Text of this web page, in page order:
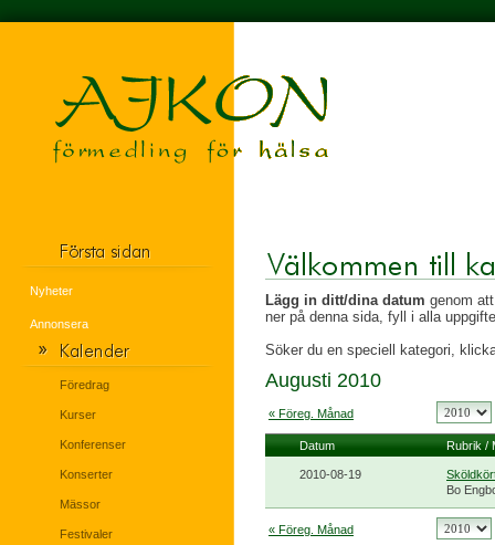
Nyheter
Annonsera
Föredrag
Kurser
Konferenser
Konserter
Mässor
Festivaler
Lägg in ditt/dina datum genom
ner på denna sida, fyll i alla
Söker du en speciell kategori,
Augusti 2010
« Föreg. Månad
Datum Rubrik /
2010-08-19
Bo
« Föreg. Månad